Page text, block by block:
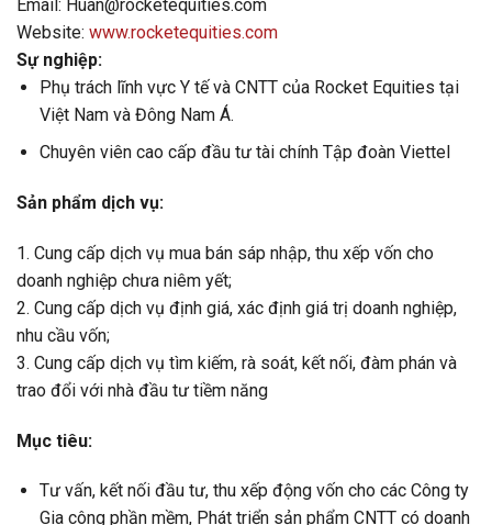
Email: Huan@rocketequities.com
Website: www.rocketequities.com
Sự nghiệp:
Phụ trách lĩnh vực Y tế và CNTT của Rocket Equities tại
Việt Nam và Đông Nam Á.
Chuyên viên cao cấp đầu tư tài chính Tập đoàn Viettel
Sản phẩm dịch vụ:
1. Cung cấp dịch vụ mua bán sáp nhập, thu xếp vốn cho
doanh nghiệp chưa niêm yết;
2. Cung cấp dịch vụ định giá, xác định giá trị doanh nghiệp,
nhu cầu vốn;
3. Cung cấp dịch vụ tìm kiếm, rà soát, kết nối, đàm phán và
trao đổi với nhà đầu tư tiềm năng
Mục tiêu:
Tư vấn, kết nối đầu tư, thu xếp động vốn cho các Công ty
Gia công phần mềm, Phát triển sản phẩm CNTT có doanh